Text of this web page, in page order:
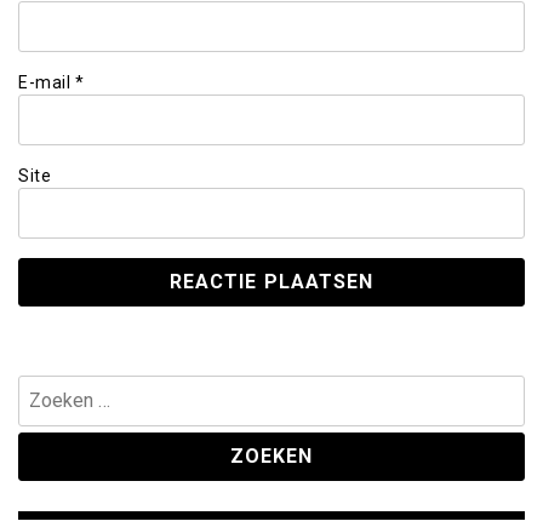
E-mail *
Site
Zoeken
naar: